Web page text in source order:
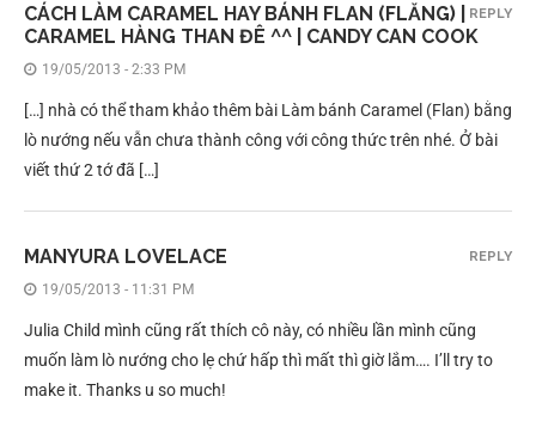
CÁCH LÀM CARAMEL HAY BÁNH FLAN (FLĂNG) |
CARAMEL HÀNG THAN ĐÊ ^^ | CANDY CAN COOK
19/05/2013 - 2:33 PM
[…] nhà có thể tham khảo thêm bài Làm bánh Caramel (Flan) bằng
lò nướng nếu vẫn chưa thành công với công thức trên nhé. Ở bài
viết thứ 2 tớ đã […]
REPLY
MANYURA LOVELACE
19/05/2013 - 11:31 PM
Julia Child mình cũng rất thích cô này, có nhiều lần mình cũng
muốn làm lò nướng cho lẹ chứ hấp thì mất thì giờ lắm…. I’ll try to
make it. Thanks u so much!
REPLY